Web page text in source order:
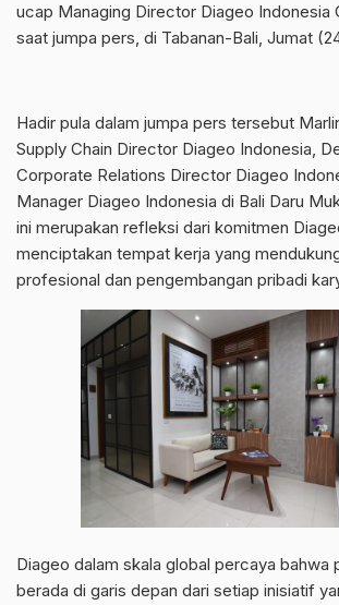
ucap Managing Director Diageo Indonesia
saat jumpa pers, di Tabanan-Bali, Jumat
Hadir pula dalam jumpa pers tersebut
Supply Chain Director Diageo Indonesia,
Corporate Relations Director Diageo
Manager Diageo Indonesia di Bali Daru
ini merupakan refleksi dari komitmen
menciptakan tempat kerja yang
profesional dan pengembangan pribadi
Diageo dalam skala global percaya bahwa
berada di garis depan dari setiap inisiatif